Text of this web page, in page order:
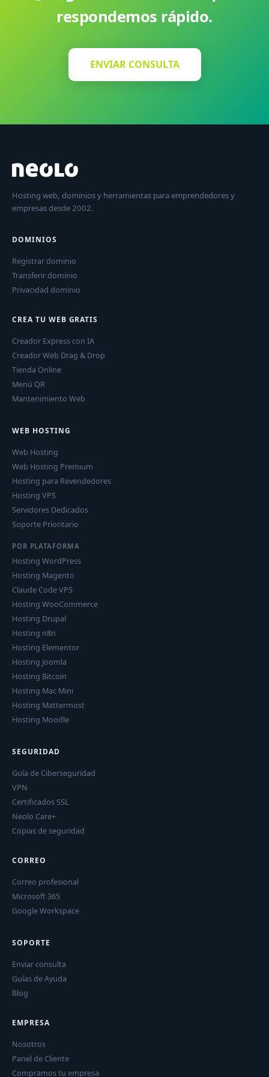
respondemos rápido.
ENVIAR CONSULTA
Hosting web, dominios y herramientas para emprendedores y
empresas desde 2002.
DOMINIOS
Registrar dominio
Transferir dominio
Privacidad dominio
CREA TU WEB GRATIS
Creador Express con IA
Creador Web Drag & Drop
Tienda Online
Menú QR
Mantenimiento Web
WEB HOSTING
Web Hosting
Web Hosting Premium
Hosting para Revendedores
Hosting VPS
Servidores Dedicados
Soporte Prioritario
POR PLATAFORMA
Hosting WordPress
Hosting Magento
Claude Code VPS
Hosting WooCommerce
Hosting Drupal
Hosting n8n
Hosting Elementor
Hosting Joomla
Hosting Bitcoin
Hosting Mac Mini
Hosting Mattermost
Hosting Moodle
SEGURIDAD
Guía de Ciberseguridad
VPN
Certificados SSL
Neolo Care+
Copias de seguridad
CORREO
Correo profesional
Microsoft 365
Google Workspace
SOPORTE
Enviar consulta
Guías de Ayuda
Blog
EMPRESA
Nosotros
Panel de Cliente
Compramos tu empresa